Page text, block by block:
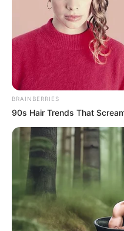
BRAINBERRIES
90s Hair Trends That